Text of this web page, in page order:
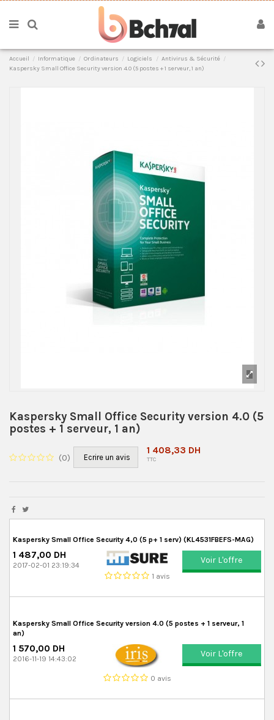
Accueil Informatique Ordinateurs Logiciels
Antivirus & Sécurité
Kaspersky Small Office Security version 4.0 (5 postes + 1 serveur, 1 an)
Kaspersky Small Office Security version 4.0 (5
postes + 1 serveur, 1 an)
(0) Ecrire un avis
1 408,33 DH
TTC
Kaspersky Small Office Security 4,0 (5 p+ 1 serv) (KL4531FBEFS-MAG)
1 487,00 DH
2017-02-01 23:19:34
1 avis
Voir L'offre
Kaspersky Small Office Security version 4.0 (5 postes + 1 serveur, 1
an)
1 570,00 DH
2016-11-19 14:43:02
0 avis
Voir L'offre